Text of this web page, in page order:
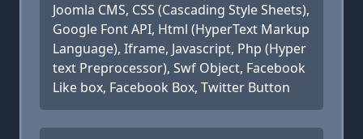
Joomla CMS, CSS (Cascading Style Sheets),
Google Font API, Html (HyperText Markup
Language), Iframe, Javascript, Php (Hyper
text Preprocessor), Swf Object, Facebook
Like box, Facebook Box, Twitter Button